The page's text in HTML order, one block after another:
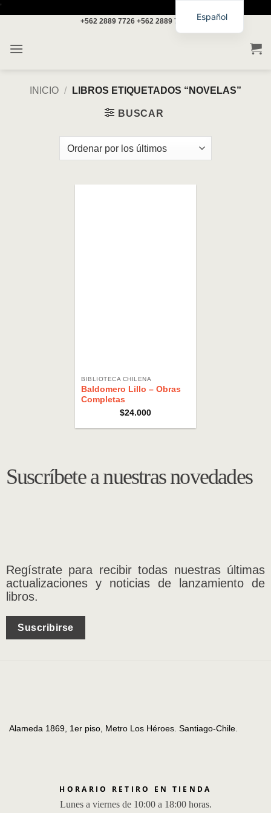
'
+562 2889 7726 +562 2889 7717
INICIO / LIBROS ETIQUETADOS “NOVELAS”
BUSCAR
BIBLIOTECA CHILENA
Baldomero Lillo – Obras
Completas
$24.000
Suscríbete a nuestras novedades
Regístrate para recibir todas nuestras últimas
actualizaciones y noticias de lanzamiento de
libros.
Suscribirse
Alameda 1869, 1er piso, Metro Los Héroes. Santiago-Chile.
HORARIO RETIRO EN TIENDA
Lunes a viernes de 10:00 a 18:00 horas.
Español